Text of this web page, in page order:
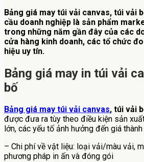
Bảng giá may túi vải canvas, túi vải
cầu doanh nghiệp là sản phẩm
trong những năm gần đây của các
cửa hàng kinh doanh, các tổ chức
hiệu uy tín.
Bảng giá may in túi vải
bố
Bảng giá may túi vải canvas, túi vải
được đưa ra tùy theo điều kiện sản
lớn, các yếu tố ảnh hưởng đến giá
– Chi phí về vật liệu: loại vải/màu vải,
phương pháp in ấn và đóng gói